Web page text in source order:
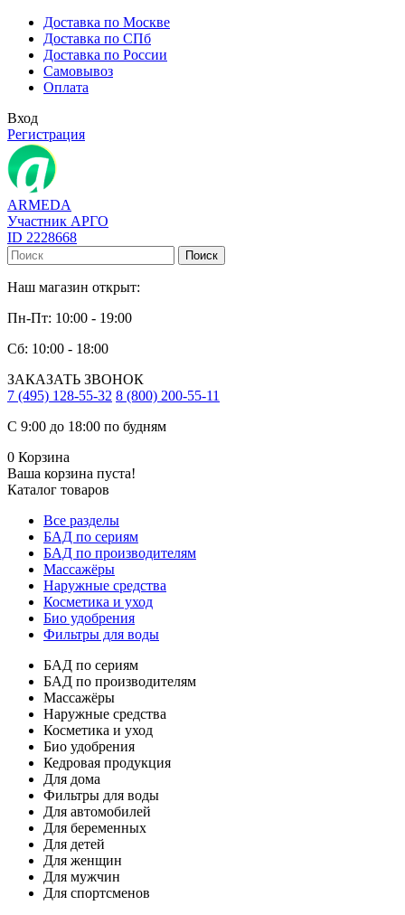
Доставка по Москве
Доставка по СПб
Доставка по России
Самовывоз
Оплата
Вход
Регистрация
ARMEDA
Участник АРГО
ID 2228668
Поиск
Наш магазин открыт:
Пн-Пт: 10:00 - 19:00
Сб: 10:00 - 18:00
ЗАКАЗАТЬ ЗВОНОК
7 (495) 128-55-32 8 (800) 200-55-11
С 9:00 до 18:00 по будням
0 Корзина
Ваша корзина пуста!
Каталог товаров
Все разделы
БАД по сериям
БАД по производителям
Массажёры
Наружные средства
Косметика и уход
Био удобрения
Фильтры для воды
БАД по сериям
БАД по производителям
Массажёры
Наружные средства
Косметика и уход
Био удобрения
Кедровая продукция
Для дома
Фильтры для воды
Для автомобилей
Для беременных
Для детей
Для женщин
Для мужчин
Для спортсменов